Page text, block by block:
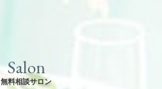
Salon
無料相談サロン